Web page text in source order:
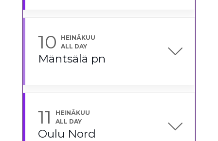
10
HEINÄKUU
ALL DAY
Mäntsälä pn
11
HEINÄKUU
ALL DAY
Oulu Nord